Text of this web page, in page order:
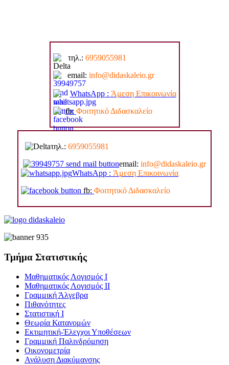
τηλ.: 6959055981
email: info@didaskaleio.gr
WhatsApp : Άμεση Επικοινωνία
fb: Φοιτητικό Διδασκαλείο
τηλ.: 6959055981
email: info@didaskaleio.gr
WhatsApp : Άμεση Επικοινωνία
fb: Φοιτητικό Διδασκαλείο
Τμήμα Στατιστικής
Μαθηματικός Λογισμός Ι
Μαθηματικός Λογισμός ΙΙ
Γραμμική Άλγεβρα
Πιθανότητες
Στατιστική Ι
Θεωρία Κατανομών
Εκτιμητική-Έλεγχοι Υποθέσεων
Γραμμική Παλινδρόμηση
Οικονομετρία
Ανάλυση Διακύμανσης